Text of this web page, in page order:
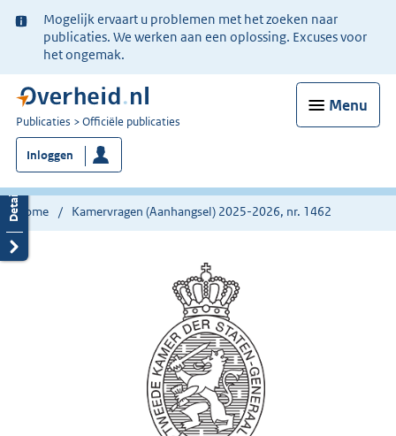
Ter
informatie:
Mogelijk ervaart u problemen met het zoeken naar
publicaties. We werken aan een oplossing. Excuses voor
het ongemak.
Menu
U
bent
nu
hier:
Publicaties Officiële publicaties
Inloggen
Home Kamervragen (Aanhangsel) 2025-2026, nr. 1462